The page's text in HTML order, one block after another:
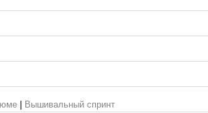
Вышивальный спринт